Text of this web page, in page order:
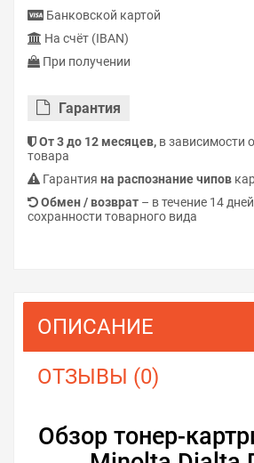
Банковской картой
На счёт (IBAN)
При получении
Гарантия
От 3 до 12 месяцев, в зависимости
товара
Гарантия на распознание чипов
Обмен / возврат – в течение 14
сохранности товарного вида
ОПИСАНИЕ
ОТЗЫВЫ (0)
Обзор тонер-